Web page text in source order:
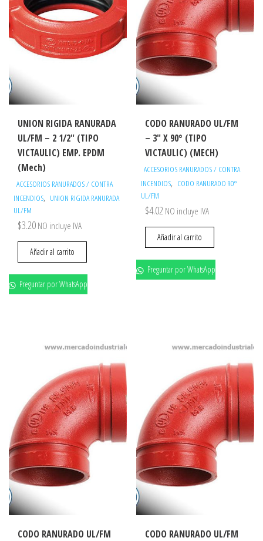
UNION RIGIDA RANURADA
UL/FM – 2 1/2″ (TIPO
VICTAULIC) EMP. EPDM
(Mech)
ACCESORIOS RANURADOS / CONTRA
INCENDIOS, UNION RIGIDA RANURADA
UL/FM
$3.20 NO incluye IVA
Añadir al carrito
Preguntar por WhatsApp
CODO RANURADO UL/FM
– 3″ X 90° (TIPO
VICTAULIC) (MECH)
ACCESORIOS RANURADOS / CONTRA
INCENDIOS, CODO RANURADO 90°
UL/FM
$4.02 NO incluye IVA
Añadir al carrito
Preguntar por WhatsApp
CODO RANURADO UL/FM
CODO RANURADO UL/FM